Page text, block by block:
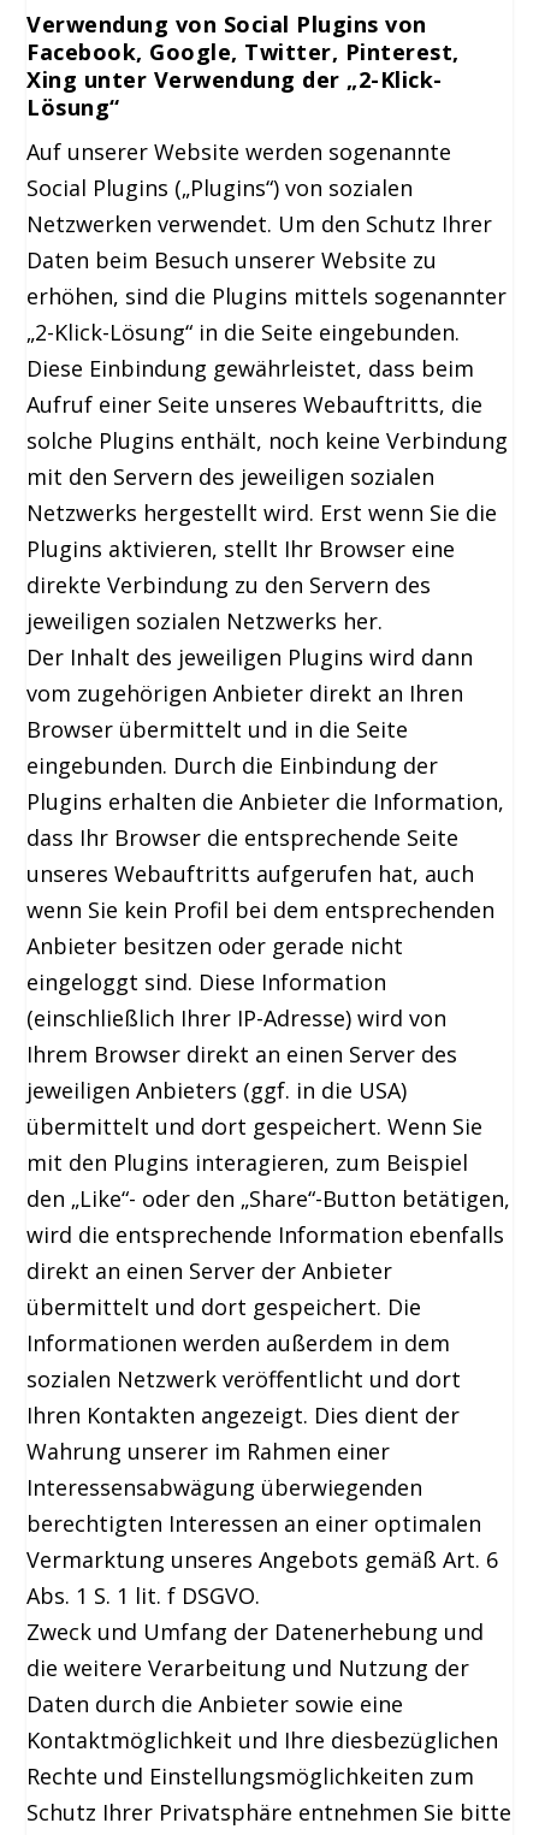
Verwendung von Social Plugins von
Facebook, Google, Twitter, Pinterest,
Xing unter Verwendung der „2-Klick-
Lösung“
Auf unserer Website werden sogenannte
Social Plugins („Plugins“) von sozialen
Netzwerken verwendet. Um den Schutz Ihrer
Daten beim Besuch unserer Website zu
erhöhen, sind die Plugins mittels sogenannter
„2-Klick-Lösung“ in die Seite eingebunden.
Diese Einbindung gewährleistet, dass beim
Aufruf einer Seite unseres Webauftritts, die
solche Plugins enthält, noch keine Verbindung
mit den Servern des jeweiligen sozialen
Netzwerks hergestellt wird. Erst wenn Sie die
Plugins aktivieren, stellt Ihr Browser eine
direkte Verbindung zu den Servern des
jeweiligen sozialen Netzwerks her.
Der Inhalt des jeweiligen Plugins wird dann
vom zugehörigen Anbieter direkt an Ihren
Browser übermittelt und in die Seite
eingebunden. Durch die Einbindung der
Plugins erhalten die Anbieter die Information,
dass Ihr Browser die entsprechende Seite
unseres Webauftritts aufgerufen hat, auch
wenn Sie kein Profil bei dem entsprechenden
Anbieter besitzen oder gerade nicht
eingeloggt sind. Diese Information
(einschließlich Ihrer IP-Adresse) wird von
Ihrem Browser direkt an einen Server des
jeweiligen Anbieters (ggf. in die USA)
übermittelt und dort gespeichert. Wenn Sie
mit den Plugins interagieren, zum Beispiel
den „Like“- oder den „Share“-Button betätigen,
wird die entsprechende Information ebenfalls
direkt an einen Server der Anbieter
übermittelt und dort gespeichert. Die
Informationen werden außerdem in dem
sozialen Netzwerk veröffentlicht und dort
Ihren Kontakten angezeigt. Dies dient der
Wahrung unserer im Rahmen einer
Interessensabwägung überwiegenden
berechtigten Interessen an einer optimalen
Vermarktung unseres Angebots gemäß Art. 6
Abs. 1 S. 1 lit. f DSGVO.
Zweck und Umfang der Datenerhebung und
die weitere Verarbeitung und Nutzung der
Daten durch die Anbieter sowie eine
Kontaktmöglichkeit und Ihre diesbezüglichen
Rechte und Einstellungsmöglichkeiten zum
Schutz Ihrer Privatsphäre entnehmen Sie bitte